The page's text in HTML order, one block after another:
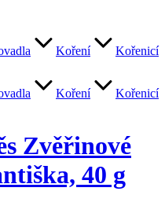
Koření
Kořenicí
Koření
Kořenicí
Zvěřinové
40 g